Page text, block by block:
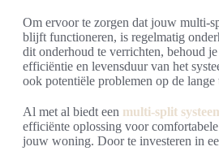
Om ervoor te zorgen dat jouw multi-
blijft functioneren, is regelmatig
dit onderhoud te verrichten, behoud
efficiëntie en levensduur van het
ook potentiële problemen op de lange
Al met al biedt een multi-split
efficiënte oplossing voor
jouw woning. Door te investeren in